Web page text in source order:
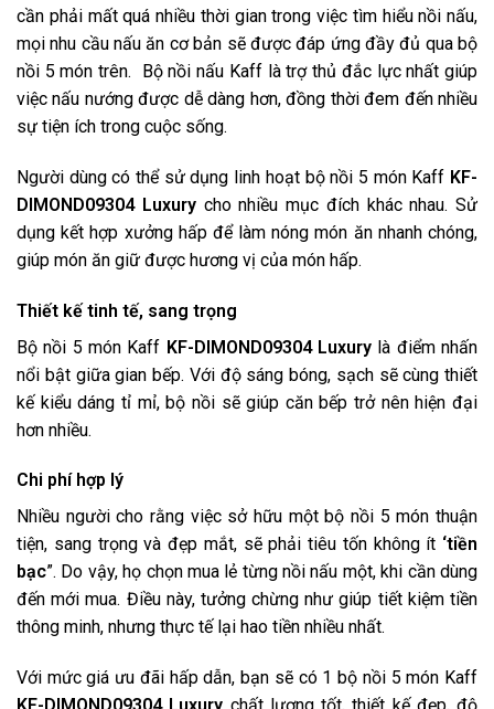
cần phải mất quá nhiều thời gian trong việc tìm hiểu nồi nấu,
mọi nhu cầu nấu ăn cơ bản sẽ được đáp ứng đầy đủ qua bộ
nồi 5 món trên. Bộ nồi nấu Kaff là trợ thủ đắc lực nhất giúp
việc nấu nướng được dễ dàng hơn, đồng thời đem đến nhiều
sự tiện ích trong cuộc sống.
Người dùng có thể sử dụng linh hoạt bộ nồi 5 món Kaff KF-
DIMOND09304 Luxurycho nhiều mục đích khác nhau. Sử
dụng kết hợp xưởng hấp để làm nóng món ăn nhanh chóng,
giúp món ăn giữ được hương vị của món hấp.
Thiết kế tinh tế, sang trọng
Bộ nồi 5 món Kaff KF-DIMOND09304 Luxury là điểm nhấn
nổi bật giữa gian bếp. Với độ sáng bóng, sạch sẽ cùng thiết
kế kiểu dáng tỉ mỉ, bộ nồi sẽ giúp căn bếp trở nên hiện đại
hơn nhiều.
Chi phí hợp lý
Nhiều người cho rằng việc sở hữu một bộ nồi 5 món thuận
tiện, sang trọng và đẹp mắt, sẽ phải tiêu tốn không ít ‘tiền
bạc”. Do vậy, họ chọn mua lẻ từng nồi nấu một, khi cần dùng
đến mới mua. Điều này, tưởng chừng như giúp tiết kiệm tiền
thông minh, nhưng thực tế lại hao tiền nhiều nhất.
Với mức giá ưu đãi hấp dẫn, bạn sẽ có 1 bộ nồi 5 món Kaff